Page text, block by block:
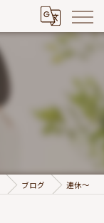
ブログ 連休～